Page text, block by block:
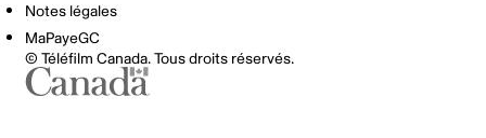
Notes légales
MaPayeGC
© Téléfilm Canada. Tous droits réservés.